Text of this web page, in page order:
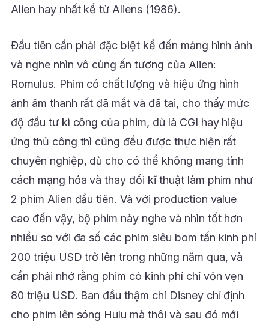
Alien hay nhất kể từ Aliens (1986).
Đầu tiên cần phải đặc biệt kể đến mảng hình ảnh
và nghe nhìn vô cùng ấn tượng của Alien:
Romulus. Phim có chất lượng và hiệu ứng hình
ảnh âm thanh rất đã mắt và đã tai, cho thấy mức
độ đầu tư kì công của phim, dù là CGI hay hiệu
ứng thủ công thì cũng đều được thực hiện rất
chuyên nghiệp, dù cho có thể không mang tính
cách mạng hóa và thay đổi kĩ thuật làm phim như
2 phim Alien đầu tiên. Và với production value
cao đến vậy, bộ phim này nghe và nhìn tốt hơn
nhiều so với đa số các phim siêu bom tấn kinh phí
200 triệu USD trở lên trong những năm qua, và
cần phải nhớ rằng phim có kinh phí chỉ vỏn vẹn
80 triệu USD. Ban đầu thậm chí Disney chỉ định
cho phim lên sóng Hulu mà thôi và sau đó mới